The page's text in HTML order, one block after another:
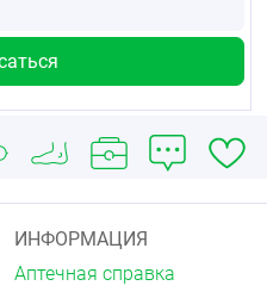
превращаясь в
вероятно,
печени
составляет 54% и не
Фармакокинетика
к менее
(Сmaх) по
ИНФОРМАЦИЯ
Аптечная справка